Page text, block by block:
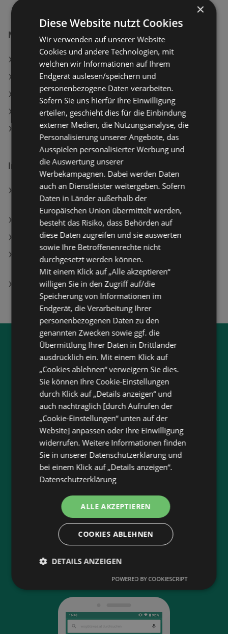
McDonald's Filialen in:
McDonald's in Mattersburg
McDonald's in Langenrohr
McDonald's in Hallein
McDonald's in Wals-Siezenheim
McDonald's in Vomp
Interessantes auf wogibtswas.at
Hisense WD5I8043BWF slim Waschtrockner (8 kg /
5 kg, 1400 U/Min.)
Nackenwärmer Angebote
Mitsubishi Filialen in Rankweil
Hisense 65UR9S (2026) 65 Zoll RGB Mini LED
Smart TV; RGB MiniLED TV
dm friseurstudio Filialen in Rankweil
Jetzt unserewogibtswas.at
App runterladen:
Filtere nach Branchen und stöbere in Produkten
und Flugblättern
Plane deinen Einkauf mit unserem Merkzettel
Lasse dich benachrichtigen, wenn es neue
Flugblätter gibt
Neu in der Stadt? Auf unserer Karte findest du
alle Anbieter in deiner Nähe.
App-Bewertung
×
Diese Website nutzt Cookies
Wir verwenden auf unserer Website
Cookies und andere Technologien, mit
welchen wir Informationen auf Ihrem
Endgerät auslesen/speichern und
personenbezogene Daten verarbeiten.
Sofern Sie uns hierfür Ihre Einwilligung
erteilen, geschieht dies für die Einbindung
externer Medien, die Nutzungsanalyse, die
Personalisierung unserer Angebote, das
Ausspielen personalisierter Werbung und
die Auswertung unserer
Werbekampagnen. Dabei werden Daten
auch an Dienstleister weitergeben. Sofern
Daten in Länder außerhalb der
Europäischen Union übermittelt werden,
besteht das Risiko, dass Behörden auf
diese Daten zugreifen und sie auswerten
sowie Ihre Betroffenenrechte nicht
durchgesetzt werden können.
Mit einem Klick auf „Alle akzeptieren“
willigen Sie in den Zugriff auf/die
Speicherung von Informationen im
Endgerät, die Verarbeitung Ihrer
personenbezogenen Daten zu den
genannten Zwecken sowie ggf. die
Übermittlung Ihrer Daten in Drittländer
ausdrücklich ein. Mit einem Klick auf
„Cookies ablehnen“ verweigern Sie dies.
Sie können Ihre Cookie-Einstellungen
durch Klick auf „Details anzeigen“ und
auch nachträglich [durch Aufrufen der
„Cookie-Einstellungen“ unten auf der
Website] anpassen oder Ihre Einwilligung
widerrufen. Weitere Informationen finden
Sie in unserer Datenschutzerklärung und
bei einem Klick auf „Details anzeigen“.
Datenschutzerklärung
ALLE AKZEPTIEREN
COOKIES ABLEHNEN
DETAILS ANZEIGEN
POWERED BY COOKIESCRIPT